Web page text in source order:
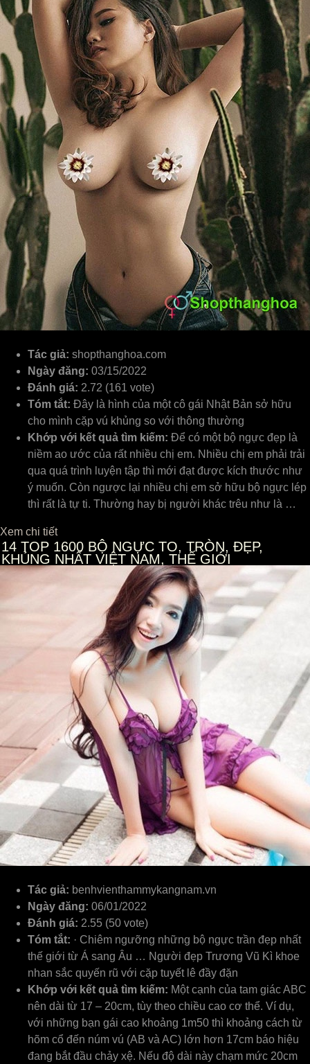
Tác giả: shopthanghoa.com
Ngày đăng: 03/15/2022
Đánh giá: 2.72 (161 vote)
Tóm tắt: Đây là hình của một cô gái Nhật Bản sở hữu
cho mình cặp vú khủng so với thông thường
Khớp với kết quả tìm kiếm: Để có một bộ ngực đẹp là
niềm ao ước của rất nhiều chị em. Nhiều chị em phải trải
qua quá trình luyện tập thì mới đạt được kích thước như
ý muốn. Còn ngược lại nhiều chị em sở hữu bộ ngực lép
thì rất là tự ti. Thường hay bị người khác trêu như là …
Xem chi tiết
14 TOP 1600 BỘ NGỰC TO, TRÒN, ĐẸP,
KHỦNG NHẤT VIỆT NAM, THẾ GIỚI
Tác giả: benhvienthammykangnam.vn
Ngày đăng: 06/01/2022
Đánh giá: 2.55 (50 vote)
Tóm tắt: · Chiêm ngưỡng những bộ ngực trần đẹp nhất
thế giới từ Á sang Âu … Người đẹp Trương Vũ Kì khoe
nhan sắc quyến rũ với cặp tuyết lê đầy đặn
Khớp với kết quả tìm kiếm: Một cạnh của tam giác ABC
nên dài từ 17 – 20cm, tùy theo chiều cao cơ thể. Ví dụ,
với những bạn gái cao khoảng 1m50 thì khoảng cách từ
hõm cổ đến núm vú (AB và AC) lớn hơn 17cm báo hiệu
đang bắt đầu chảy xệ. Nếu độ dài này chạm mức 20cm